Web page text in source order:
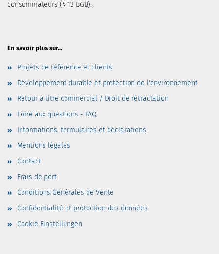
consommateurs (§ 13 BGB).
En savoir plus sur...
Projets de référence et clients
Développement durable et protection de l'environnement
Retour à titre commercial / Droit de rétractation
Foire aux questions - FAQ
Informations, formulaires et déclarations
Mentions légales
Contact
Frais de port
Conditions Générales de Vente
Confidentialité et protection des données
Cookie Einstellungen